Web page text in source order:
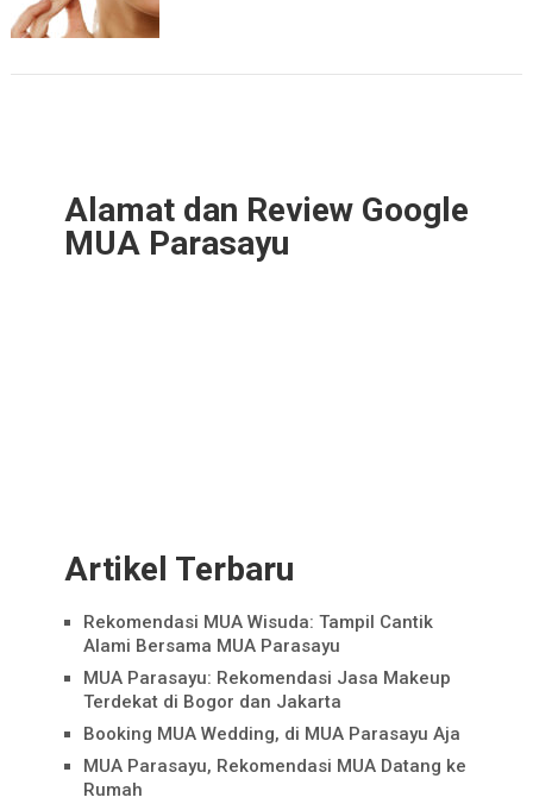
Alamat dan Review Google
MUA Parasayu
Artikel Terbaru
Rekomendasi MUA Wisuda: Tampil Cantik
Alami Bersama MUA Parasayu
MUA Parasayu: Rekomendasi Jasa Makeup
Terdekat di Bogor dan Jakarta
Booking MUA Wedding, di MUA Parasayu Aja
MUA Parasayu, Rekomendasi MUA Datang ke
Rumah